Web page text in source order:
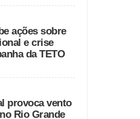
ações sobre
e crise
da TETO
provoca vento
Rio Grande